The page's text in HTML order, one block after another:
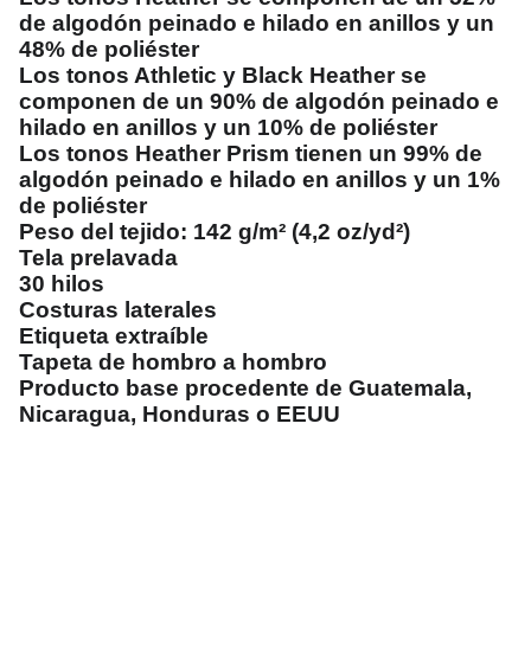
de algodón peinado e hilado en anillos y un
48% de poliéster
Los tonos Athletic y Black Heather se
componen de un 90% de algodón peinado e
hilado en anillos y un 10% de poliéster
Los tonos Heather Prism tienen un 99% de
algodón peinado e hilado en anillos y un 1%
de poliéster
Peso del tejido: 142 g/m² (4,2 oz/yd²)
Tela prelavada
30 hilos
Costuras laterales
Etiqueta extraíble
Tapeta de hombro a hombro
Producto base procedente de Guatemala,
Nicaragua, Honduras o EEUU